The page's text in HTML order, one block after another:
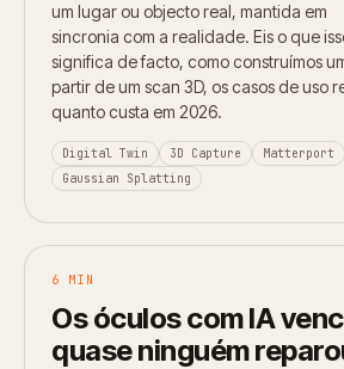
um lugar ou objecto real, mantida em
sincronia com a realidade. Eis o que
significa de facto, como construímos
partir de um scan 3D, os casos de uso
quanto custa em 2026.
Digital Twin 3D Capture
Matterport
Gaussian Splatting
6 MIN
Os óculos com IA
quase ninguém